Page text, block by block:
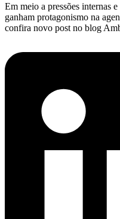
Em meio a pressões internas
ganham protagonismo na
confira novo post no blog